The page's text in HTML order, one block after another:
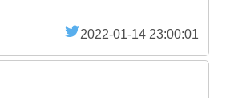
2022-01-14 23:00:01